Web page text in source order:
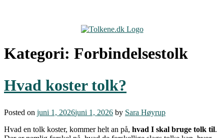
content
Kategori: Forbindelsestolk
Hvad koster tolk?
Posted on juni 1, 2026juni 1, 2026 by Sara Høyrup
Hvad en tolk koster, kommer helt an på, hvad I skal bruge tolk til.